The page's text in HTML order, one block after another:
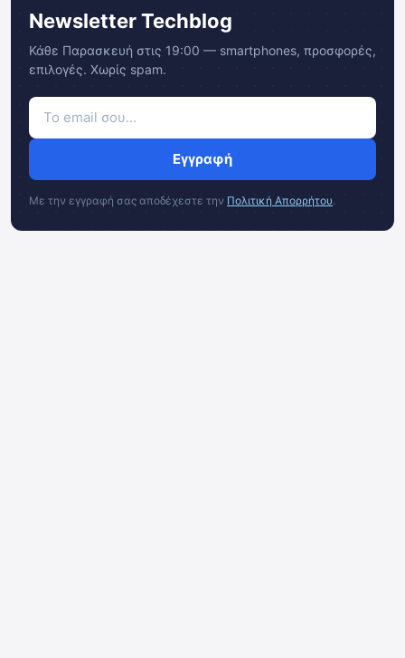
Newsletter Techblog
Κάθε Παρασκευή στις 19:00 — smartphones, προσφορές,
επιλογές. Χωρίς spam.
Εγγραφή
Με την εγγραφή σας αποδέχεστε την Πολιτική Απορρήτου.